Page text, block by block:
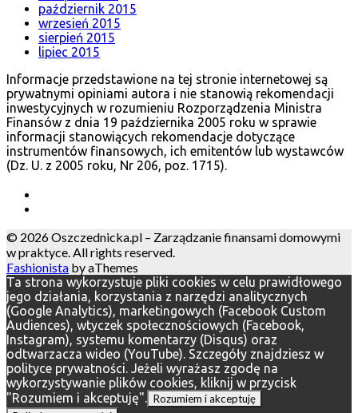
październik 2015
wrzesień 2015
sierpień 2015
lipiec 2015
Informacje przedstawione na tej stronie internetowej są
prywatnymi opiniami autora i nie stanowią rekomendacji
inwestycyjnych w rozumieniu Rozporządzenia Ministra
Finansów z dnia 19 października 2005 roku w sprawie
informacji stanowiących rekomendacje dotyczące
instrumentów finansowych, ich emitentów lub wystawców
(Dz. U. z 2005 roku, Nr 206, poz. 1715).
© 2026 Oszczednicka.pl – Zarządzanie finansami domowymi
w praktyce. All rights reserved.
Fashionista by aThemes
Ta strona wykorzystuje pliki cookies w celu prawidłowego
jego działania, korzystania z narzędzi analitycznych
(Google Analytics), marketingowych (Facebook Custom
Audiences), wtyczek społecznościowych (Facebook,
Instagram), systemu komentarzy (Disqus) oraz
odtwarzacza wideo (YouTube). Szczegóły znajdziesz w
polityce prywatności. Jeżeli wyrażasz zgodę na
wykorzystywanie plików cookies, kliknij w przycisk
"Rozumiem i akceptuję". Rozumiem i akceptuję